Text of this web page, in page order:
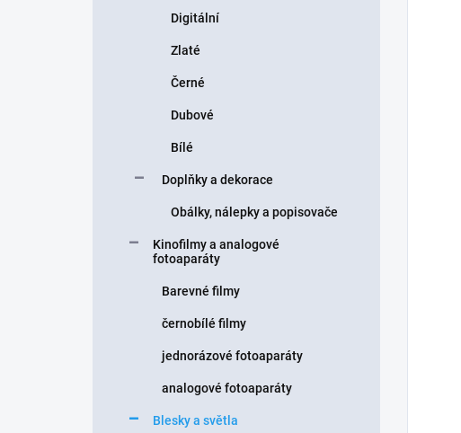
Digitální
Zlaté
Černé
Dubové
Bílé
Doplňky a dekorace
Obálky, nálepky a popisovače
Kinofilmy a analogové
fotoaparáty
Barevné filmy
černobílé filmy
jednorázové fotoaparáty
analogové fotoaparáty
Blesky a světla